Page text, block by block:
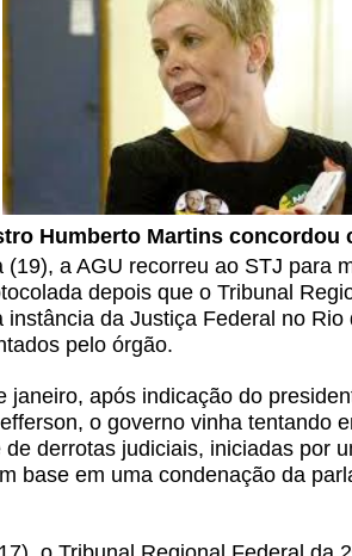
Humberto Martins concordou
(19), a AGU recorreu ao STJ para
depois que o Tribunal
instância da Justiça Federal no
pelo órgão.
janeiro, após indicação do
o governo vinha tentando
derrotas judiciais, iniciadas por
base em uma condenação da